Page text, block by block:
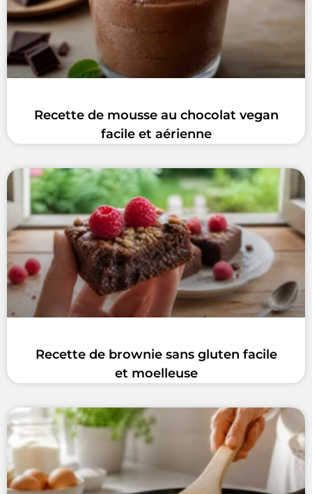
Recette de mousse au chocolat vegan
facile et aérienne
Recette de brownie sans gluten facile
et moelleuse